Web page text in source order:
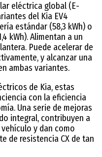
eléctrica global (E-
del Kia EV4
estándar (58,3 kWh) o
kWh). Alimentan a un
Puede acelerar de
y alcanzar una
ambas variantes.
de Kia, estas
con la eficiencia
Una serie de mejoras
integral, contribuyen a
y dan como
de resistencia CX de tan